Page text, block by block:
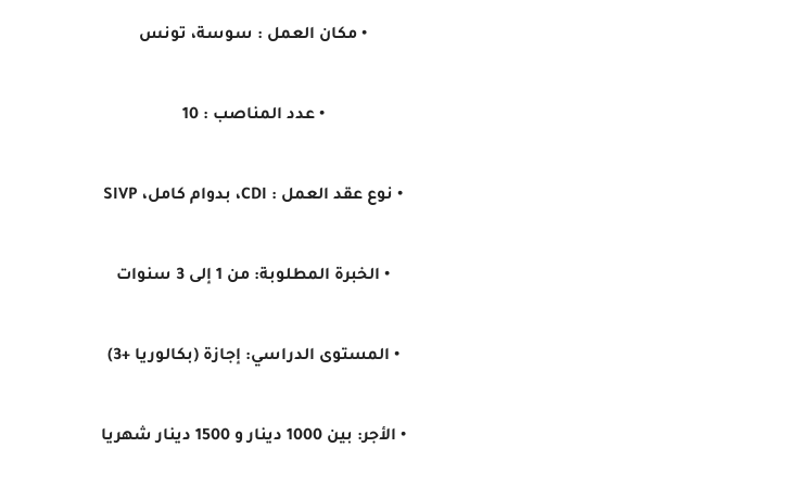
• مكان العمل : سوسة، تونس
• عدد المناصب : 10
• نوع عقد العمل : CDI، بدوام كامل، SIVP
• الخبرة المطلوبة: من 1 إلى 3 سنوات
• المستوى الدراسي: إجازة (بكالوريا +3)
• الأجر: بين 1000 دينار و 1500 دينار شهريا